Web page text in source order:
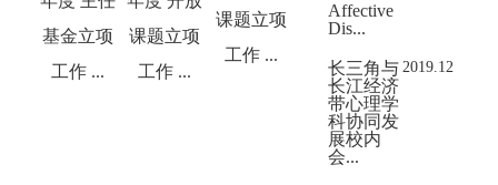
基金立项
工作 ...
课题立项
工作 ...
课题立项
工作 ...
Affective
Dis...
长三角与
长江经济
带心理学
科协同发
展校内
会...
2019.12